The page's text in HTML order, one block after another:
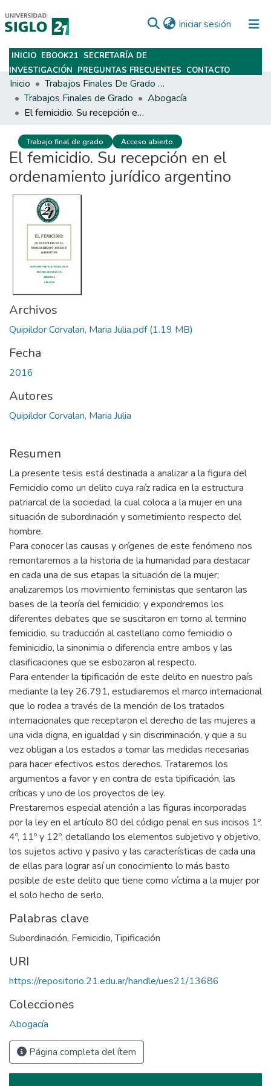
Iniciar sesión (current)
Subir
INICIO EBOOK21 SECRETARÍA DE
INVESTIGACIÓN PREGUNTAS FRECUENTES CONTACTO
Inicio
Trabajos Finales De Grado Y Posgrado
Trabajos Finales de Grado
Abogacía
El femicidio. Su recepción en el ordenamiento jurídico argentino
Trabajo final de grado Acceso abierto
El femicidio. Su recepción en el
ordenamiento jurídico argentino
Archivos
Quipildor Corvalan, Maria Julia.pdf(1.19 MB)
Fecha
2016
Autores
Quipildor Corvalan, Maria Julia
Resumen
La presente tesis está destinada a analizar a la figura del
Femicidio como un delito cuya raíz radica en la estructura
patriarcal de la sociedad, la cual coloca a la mujer en una
situación de subordinación y sometimiento respecto del
hombre.
Para conocer las causas y orígenes de este fenómeno nos
remontaremos a la historia de la humanidad para destacar
en cada una de sus etapas la situación de la mujer;
analizaremos los movimiento feministas que sentaron las
bases de la teoría del femicidio; y expondremos los
diferentes debates que se suscitaron en torno al termino
femicidio, su traducción al castellano como femicidio o
feminicidio, la sinonimia o diferencia entre ambos y las
clasificaciones que se esbozaron al respecto.
Para entender la tipificación de este delito en nuestro país
mediante la ley 26.791, estudiaremos el marco internacional
que lo rodea a través de la mención de los tratados
internacionales que receptaron el derecho de las mujeres a
una vida digna, en igualdad y sin discriminación, y que a su
vez obligan a los estados a tomar las medidas necesarias
para hacer efectivos estos derechos. Trataremos los
argumentos a favor y en contra de esta tipificación, las
críticas y uno de los proyectos de ley.
Prestaremos especial atención a las figuras incorporadas
por la ley en el artículo 80 del código penal en sus incisos 1º,
4º, 11º y 12º, detallando los elementos subjetivo y objetivo,
los sujetos activo y pasivo y las características de cada una
de ellas para lograr así un conocimiento lo más basto
posible de este delito que tiene como víctima a la mujer por
el solo hecho de serlo.
Palabras clave
Subordinación, Femicidio,Tipificación
URI
https://repositorio.21.edu.ar/handle/ues21/13686
Colecciones
Abogacía
Página completa del ítem